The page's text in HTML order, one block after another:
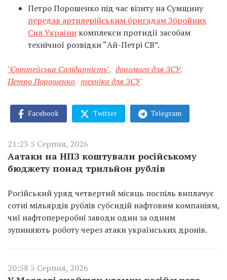
Петро Порошенко під час візиту на Сумщину
передав артилерійським бригадам Збройних
Сил України комплекси протидії засобам
технічної розвідки “Ай-Петрі СВ”.
"Європейська Солідарність", допомога для ЗСУ,
Петро Порошенко, техніка для ЗСУ
Facebook Twitter Telegram
21:23 5 Серпня, 2026
Аатаки на НПЗ коштували російському
бюджету понад трильйон рублів
Російський уряд четвертий місяць поспіль виплачує
сотні мільярдів рублів субсидій нафтовим компаніям,
чиї нафтопереробні заводи один за одним
зупиняють роботу через атаки українських дронів.
20:58 5 Серпня, 2026